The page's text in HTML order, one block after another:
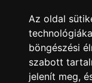
Az oldal
böngészési
szabott
jelenít meg,
Közlemény a
üléseiről
2026.07.20